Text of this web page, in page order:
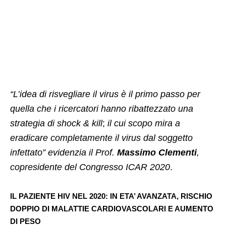
“L’idea di risvegliare il virus è il primo passo per
quella che i ricercatori hanno ribattezzato una
strategia di shock & kill; il cui scopo mira a
eradicare completamente il virus dal soggetto
infettato” evidenzia il Prof. Massimo Clementi,
copresidente del Congresso ICAR 2020.
IL PAZIENTE HIV NEL 2020: IN ETA’ AVANZATA, RISCHIO
DOPPIO DI MALATTIE CARDIOVASCOLARI E AUMENTO
DI PESO